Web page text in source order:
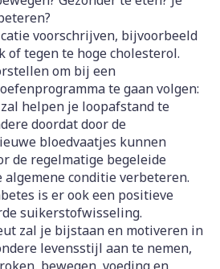
voorschrijven, bijvoorbeeld
of tegen te hoge cholesterol.
om bij een
te gaan volgen:
helpen je loopafstand te
doordat door de
bloedvaatjes kunnen
de regelmatige begeleide
conditie verbeteren.
is er ook een positieve
suikerstofwisseling.
zal je bijstaan en motiveren in
levensstijl aan te nemen,